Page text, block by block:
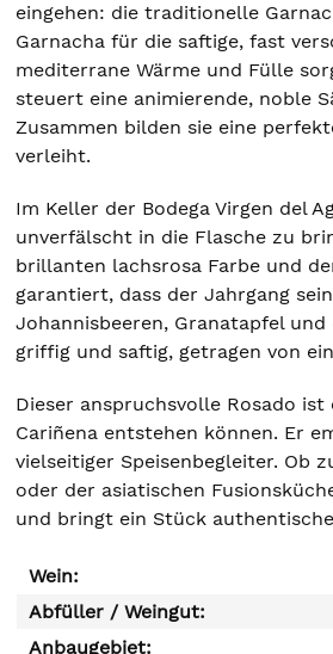
eingehen: die traditionelle
Garnacha für die saftige, fast
mediterrane Wärme und Fülle
steuert eine animierende, noble
Zusammen bilden sie eine
verleiht.
Im Keller der Bodega Virgen del
unverfälscht in die Flasche zu
brillanten lachsrosa Farbe und
garantiert, dass der Jahrgang
Johannisbeeren, Granatapfel
griffig und saftig, getragen von
Dieser anspruchsvolle Rosado
Cariñena entstehen können. Er
vielseitiger Speisenbegleiter. Ob
oder der asiatischen
und bringt ein Stück
Wein:
Abfüller / Weingut:
Anbaugebiet: